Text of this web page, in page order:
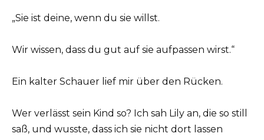
„Sie ist deine, wenn du sie willst.
Wir wissen, dass du gut auf sie aufpassen wirst.“
Ein kalter Schauer lief mir über den Rücken.
Wer verlässt sein Kind so? Ich sah Lily an, die so still
saß, und wusste, dass ich sie nicht dort lassen